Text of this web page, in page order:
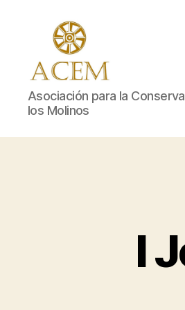
Asociación para la
los Molinos
I